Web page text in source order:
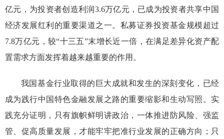
亿元， 为投资者创造利润3.6万亿元， 已成为投资者共享中国
经济发展红利的重要渠道之一。 私募证券投资基金规模超过
7.8万亿元，较“十三五”末增长近一倍，在满足差异化资产配
置需求方面发挥着越来越重要的作用。
我国基金行业取得的巨大成就和发生的深刻变化，已经
成为践行中国特色金融发展之路的重要缩影和生动写照 。 实
践充分证明， 只有旗帜鲜明讲政治， 一体推进防风险、强监
管、促高质量发展，才能牢牢把准行业发展的正确方向；只